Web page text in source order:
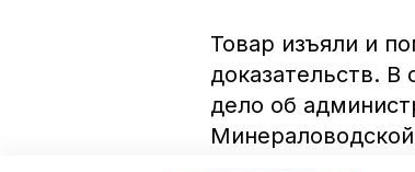
Товар изъяли и
доказательств.
дело об